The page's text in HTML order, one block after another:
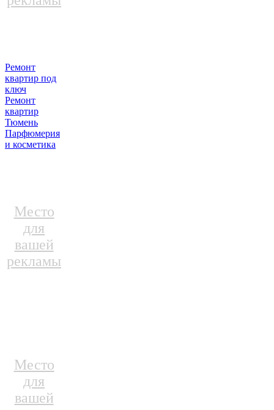
Ремонт
квартир под
ключ
Ремонт
квартир
Тюмень
Парфюмерия
и косметика
Место
для
вашей
рекламы
Место
для
вашей